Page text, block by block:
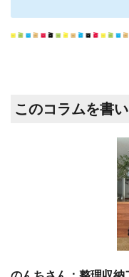
このコラムを書